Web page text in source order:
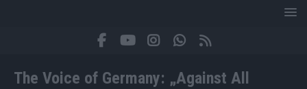
The Voice of Germany: „Against All